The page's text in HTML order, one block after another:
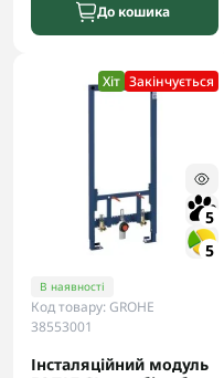
До кошика
Хіт Закінчується
5
5
В наявності
Код товару: GROHE
38553001
Інсталяційний модуль